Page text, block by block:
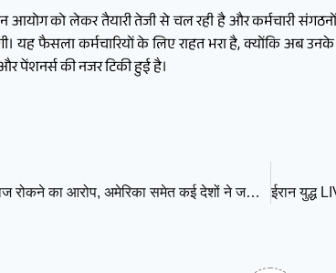
को लेकर तैयारी तेजी से चल रही है और कर्मचारी
यह फैसला कर्मचारियों के लिए राहत भरा है, क्योंकि अब
पेंशनर्स की नजर टिकी हुई है।
पनामा नहर पर बढ़ा तनाव: चीन पर जहाज रोकने का आरोप, अमेरिका समेत कई देशों ने जताई चिंता